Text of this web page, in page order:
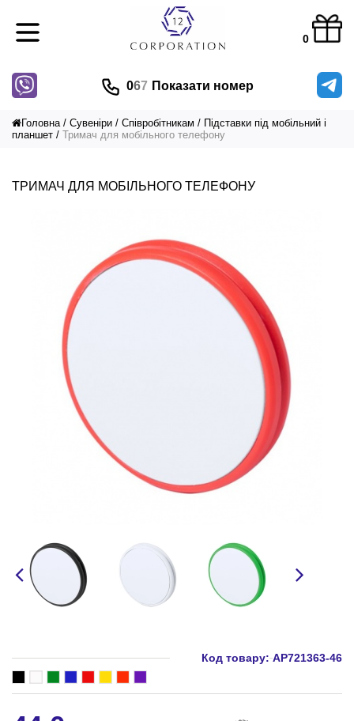
0
067 Показати номер
Головна Сувеніри Співробітникам
Підставки під мобільний і
планшет
Тримач для мобільного телефону
ТРИМАЧ ДЛЯ МОБІЛЬНОГО ТЕЛЕФОНУ
Код товару: AP721363-46